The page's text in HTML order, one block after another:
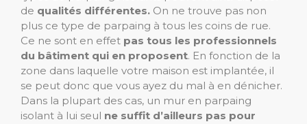
de qualités différentes. On ne trouve pas non
plus ce type de parpaing à tous les coins de rue.
Ce ne sont en effet pas tous les professionnels
du bâtiment qui en proposent. En fonction de la
zone dans laquelle votre maison est implantée, il
se peut donc que vous ayez du mal à en dénicher.
Dans la plupart des cas, un mur en parpaing
isolant à lui seul ne suffit d’ailleurs pas pour